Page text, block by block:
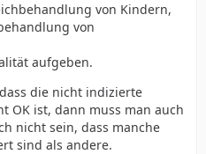
von Kindern,
von
aufgeben.
die nicht indizierte
OK ist, dann muss man auch
nicht sein, dass manche
sind als andere.